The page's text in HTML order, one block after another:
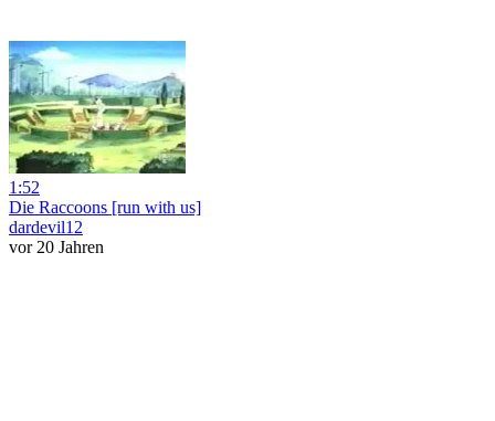
1:52
Die Raccoons [run with us]
dardevil12
vor 20 Jahren